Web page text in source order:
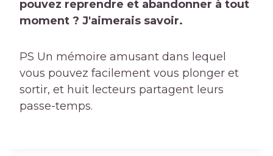
pouvez reprendre et abandonner à tout
moment ? J'aimerais savoir.
PS Un mémoire amusant dans lequel
vous pouvez facilement vous plonger et
sortir, et huit lecteurs partagent leurs
passe-temps.